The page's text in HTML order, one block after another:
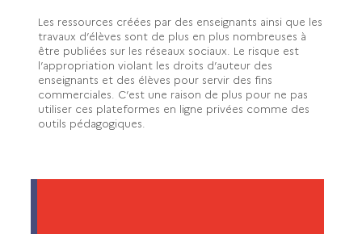
Les ressources créées par des enseignants ainsi que les
travaux d’élèves sont de plus en plus nombreuses à
être publiées sur les réseaux sociaux. Le risque est
l’appropriation violant les droits d’auteur des
enseignants et des élèves pour servir des fins
commerciales. C’est une raison de plus pour ne pas
utiliser ces plateformes en ligne privées comme des
outils pédagogiques.